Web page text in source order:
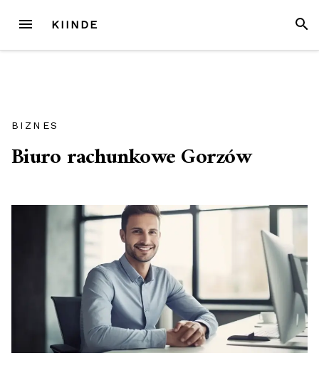
treści
MENU KIINDE
BIZNES
Biuro rachunkowe Gorzów